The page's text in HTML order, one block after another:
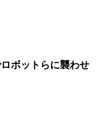
ボットらに襲わせ